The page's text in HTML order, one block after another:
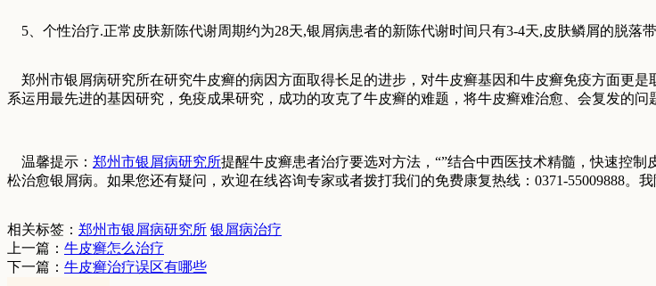
5、个性治疗.正常皮肤新陈代谢周期约为28天,银屑病患者的新陈代谢时间只有3-4天,皮肤鳞屑的脱落
郑州市银屑病研究所在研究牛皮癣的病因方面取得长足的进步，对牛皮癣基因和牛皮癣免疫方面更
系运用最先进的基因研究，免疫成果研究，成功的攻克了牛皮癣的难题，将牛皮癣难治愈、会复发的问
温馨提示： 郑州市银屑病研究所提醒牛皮癣患者治疗要选对方法，“”结合中西医技术精髓，快速控
松治愈银屑病。如果您还有疑问，欢迎在线咨询专家或者拨打我们的免费康复热线：0371-55009888。
相关标签： 郑州市银屑病研究所 银屑病治疗
上一篇： 牛皮癣怎么治疗
下一篇： 牛皮癣治疗误区有哪些